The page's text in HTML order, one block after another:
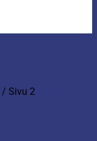
/ Sivu 2